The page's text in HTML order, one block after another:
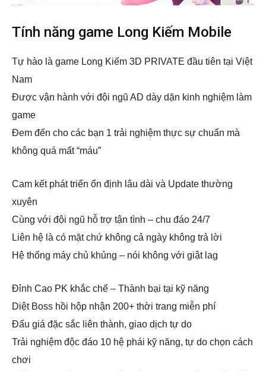
Tính năng game Long Kiếm Mobile
Tự hào là game Long Kiếm 3D PRIVATE đầu tiên tại Việt
Nam
Được vận hành với đội ngũ AD dày dặn kinh nghiệm làm
game
Đem đến cho các bạn 1 trải nghiệm thực sự chuẩn mà
không quá mất “máu”
Cam kết phát triển ổn định lâu dài và Update thường
xuyên
Cùng với đội ngũ hỗ trợ tận tình – chu đáo 24/7
Liên hệ là có mặt chứ không cả ngày không trả lời
Hệ thống máy chủ khủng – nói không với giật lag
Đỉnh Cao PK khắc chế – Thành bại tại kỹ năng
Diệt Boss hồi hộp nhận 200+ thời trang miễn phí
Đấu giá đặc sắc liên thành, giao dịch tự do
Trải nghiệm độc đáo 10 hệ phái kỹ năng, tự do chọn cách
chơi